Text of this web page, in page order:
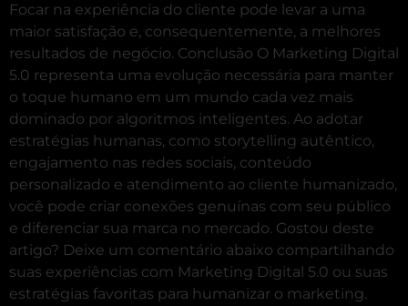
Focar na experiência do cliente pode levar a uma
maior satisfação e, consequentemente, a melhores
resultados de negócio. Conclusão O Marketing Digital
5.0 representa uma evolução necessária para manter
o toque humano em um mundo cada vez mais
dominado por algoritmos inteligentes. Ao adotar
estratégias humanas, como storytelling autêntico,
engajamento nas redes sociais, conteúdo
personalizado e atendimento ao cliente humanizado,
você pode criar conexões genuínas com seu público
e diferenciar sua marca no mercado. Gostou deste
artigo? Deixe um comentário abaixo compartilhando
suas experiências com Marketing Digital 5.0 ou suas
estratégias favoritas para humanizar o marketing.